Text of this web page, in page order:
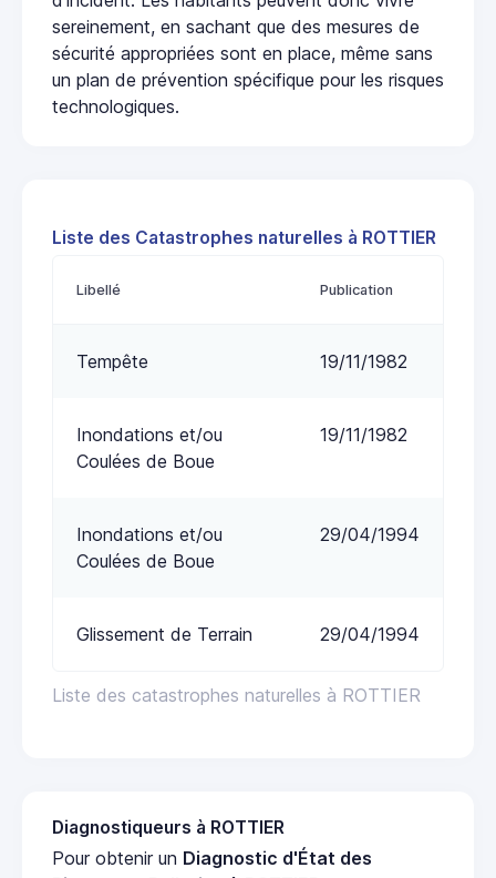
sereinement, en sachant que des mesures de
sécurité appropriées sont en place, même sans
un plan de prévention spécifique pour les risques
technologiques.
Liste des Catastrophes naturelles à ROTTIER
Liste des catastrophes naturelles à ROTTIER
Libellé Publication
Tempête 19/11/1982
Inondations et/ou
Coulées de Boue
19/11/1982
Inondations et/ou
Coulées de Boue
29/04/1994
Glissement de Terrain 29/04/1994
Diagnostiqueurs à ROTTIER
Pour obtenir un Diagnostic d'État des